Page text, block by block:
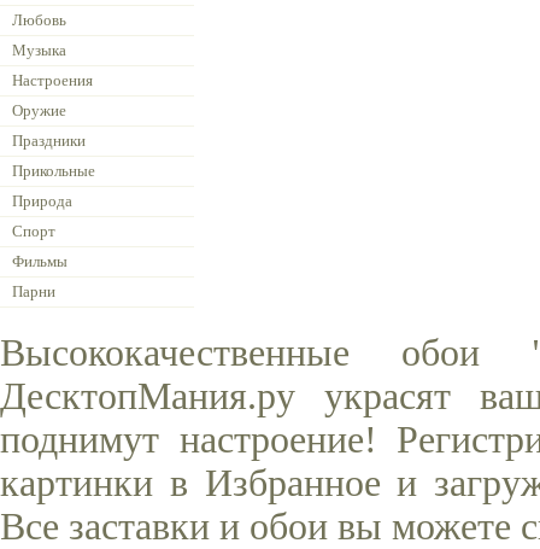
Любовь
Музыка
Настроения
Оружие
Праздники
Прикольные
Природа
Спорт
Фильмы
Парни
Высококачественные
ДесктопМания.ру украсят
поднимут настроение!
картинки в Избранное и
Все заставки и обои вы можете